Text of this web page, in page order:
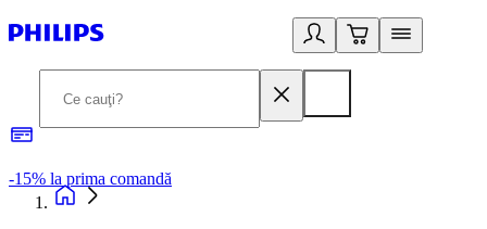
-15% la prima comandă